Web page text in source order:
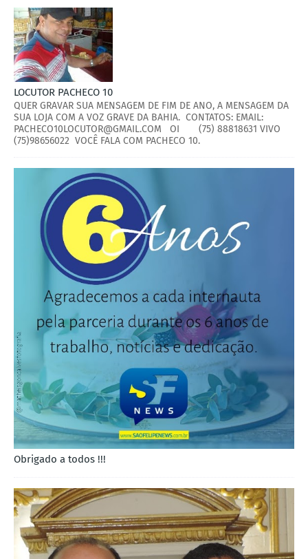
LOCUTOR PACHECO 10
QUER GRAVAR SUA MENSAGEM DE FIM DE ANO, A MENSAGEM DA
SUA LOJA COM A VOZ GRAVE DA BAHIA. CONTATOS: EMAIL:
PACHECO10LOCUTOR@GMAIL.COM OI (75) 88818631 VIVO
(75)98656022 VOCÊ FALA COM PACHECO 10.
Obrigado a todos !!!